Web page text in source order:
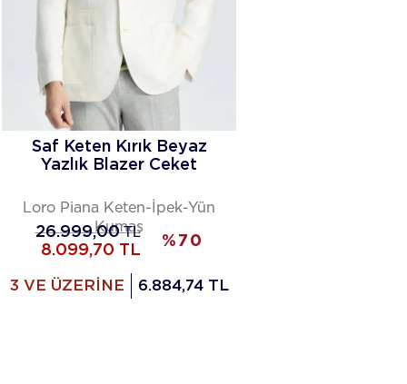
Saf Keten Kırık Beyaz
Yazlık Blazer Ceket
Loro Piana Keten-İpek-Yün
Kumaş
26.999,00TL
8.099,70 TL
% 70
3 VE ÜZERİNE 6.884,74 TL